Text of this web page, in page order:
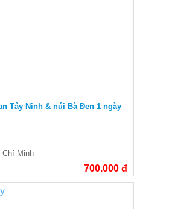
Tây Ninh & núi Bà Đen 1 ngày
Chí Minh
700.000 đ